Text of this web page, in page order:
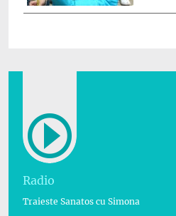
Radio
Traieste Sanatos cu Simona